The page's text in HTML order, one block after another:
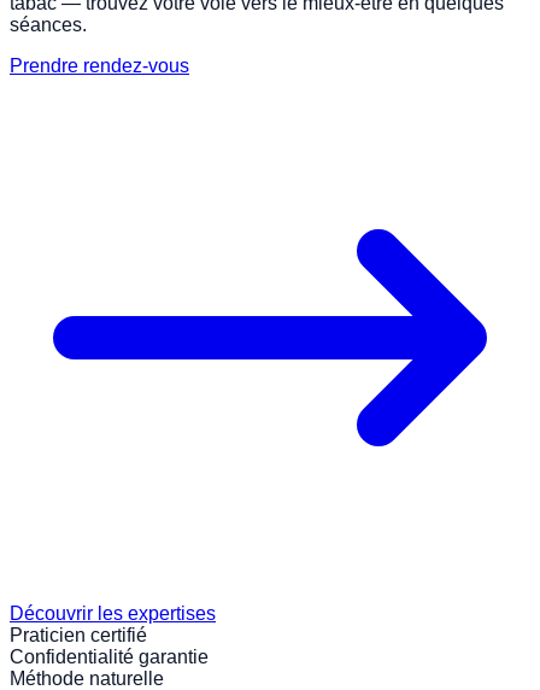
séances.
Prendre rendez-vous
Découvrir les expertises
Praticien certifié
Confidentialité garantie
Méthode naturelle